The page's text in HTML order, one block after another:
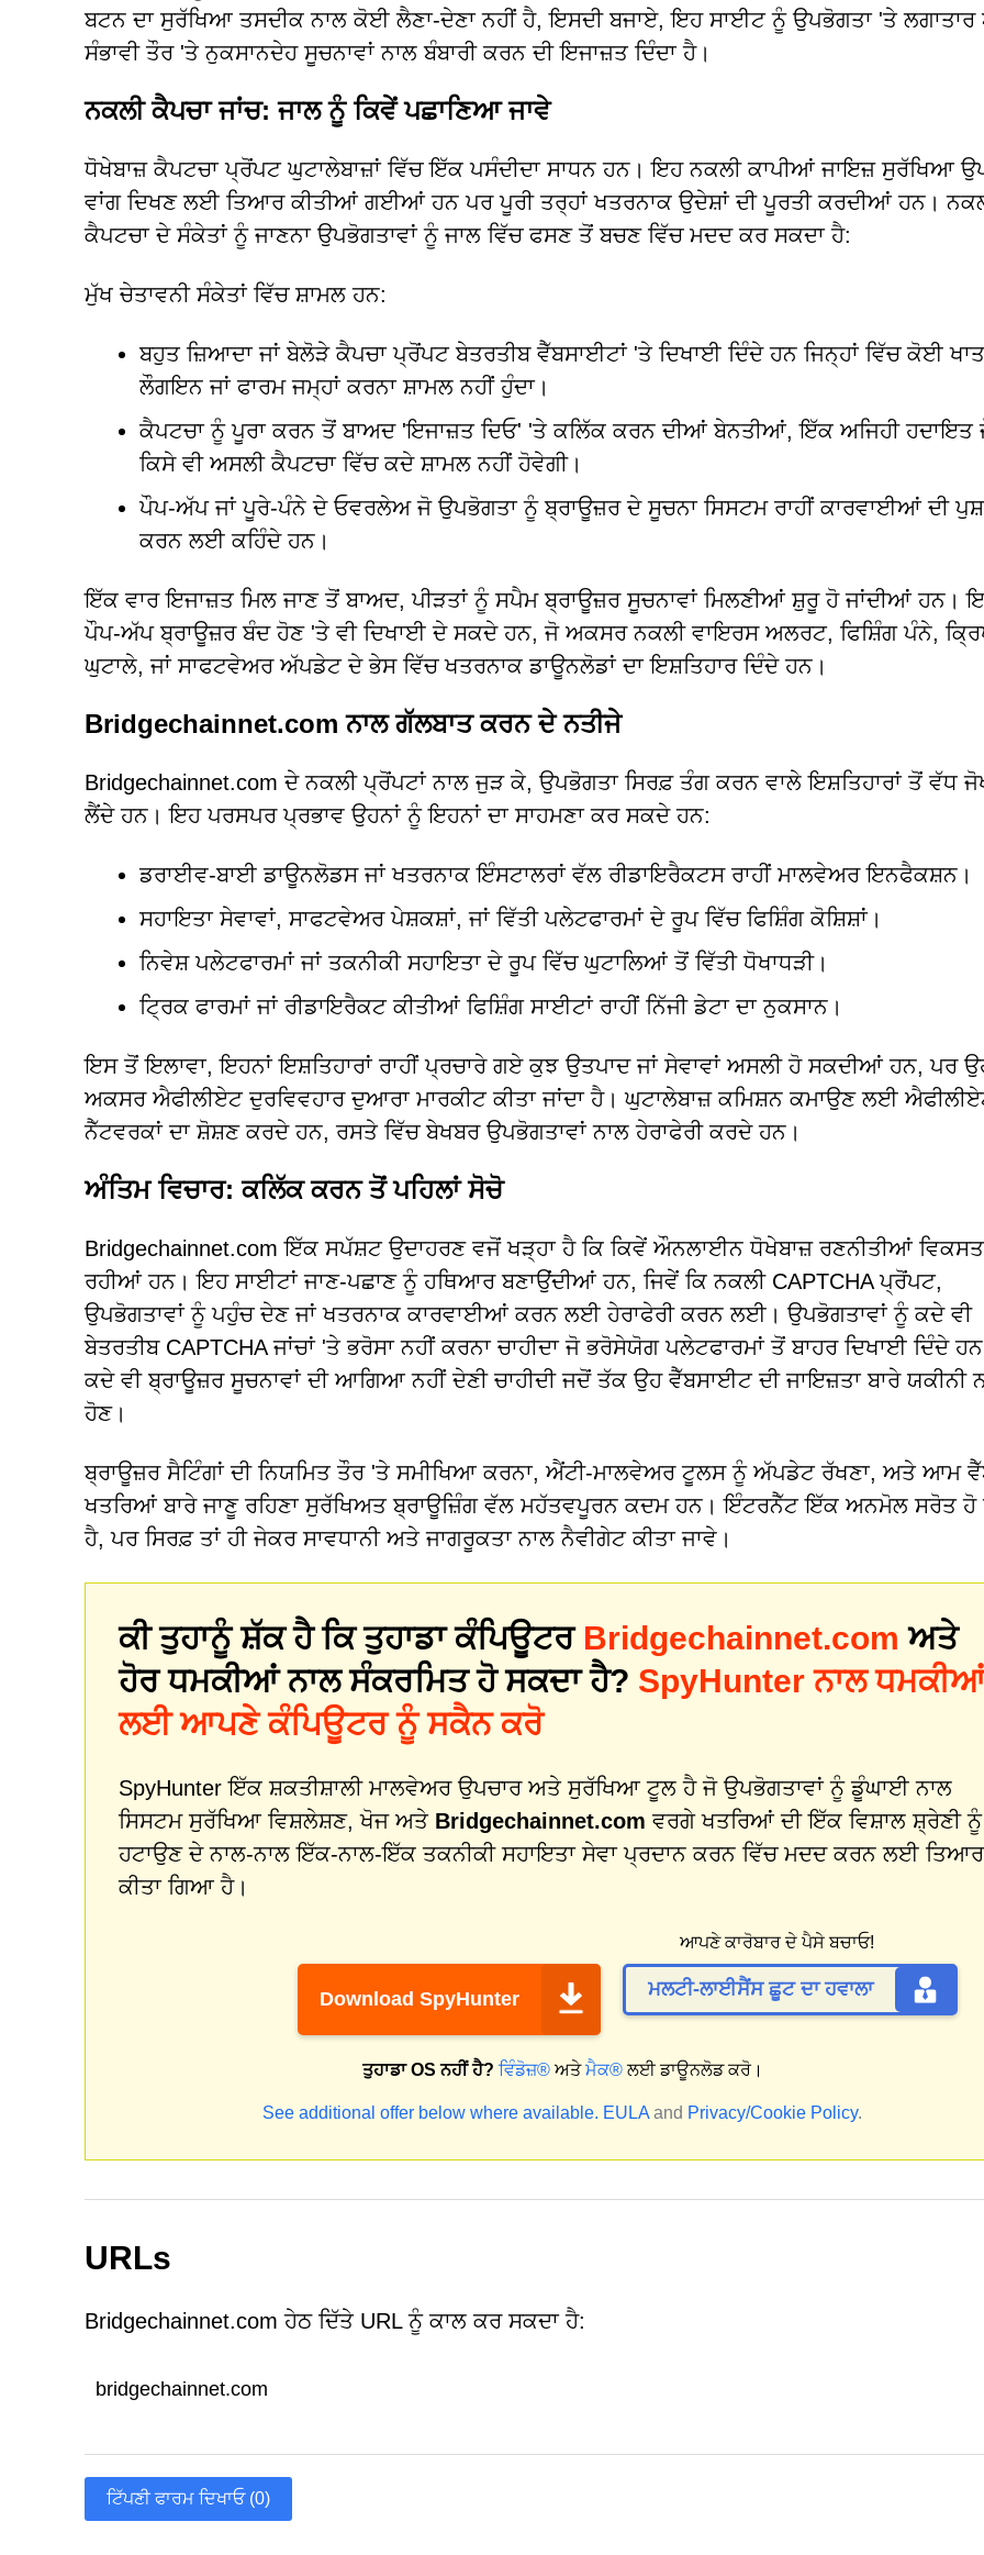
ਬਟਨ ਦਾ ਸੁਰੱਖਿਆ ਤਸਦੀਕ ਨਾਲ ਕੋਈ ਲੈਣਾ-ਦੇਣਾ ਨਹੀਂ ਹੈ, ਇਸਦੀ ਬਜਾਏ, ਇਹ ਸਾਈਟ ਨੂੰ ਉਪਭੋਗਤਾ 'ਤੇ
ਸੰਭਾਵੀ ਤੌਰ 'ਤੇ ਨੁਕਸਾਨਦੇਹ ਸੂਚਨਾਵਾਂ ਨਾਲ ਬੰਬਾਰੀ ਕਰਨ ਦੀ ਇਜਾਜ਼ਤ ਦਿੰਦਾ ਹੈ।
ਨਕਲੀ ਕੈਪਚਾ ਜਾਂਚ: ਜਾਲ ਨੂੰ ਕਿਵੇਂ ਪਛਾਣਿਆ ਜਾਵੇ
ਧੋਖੇਬਾਜ਼ ਕੈਪਟਚਾ ਪ੍ਰੋਂਪਟ ਘੁਟਾਲੇਬਾਜ਼ਾਂ ਵਿੱਚ ਇੱਕ ਪਸੰਦੀਦਾ ਸਾਧਨ ਹਨ। ਇਹ ਨਕਲੀ ਕਾਪੀਆਂ ਜਾਇਜ਼ ਸੁਰੱਖਿਆ
ਵਾਂਗ ਦਿਖਣ ਲਈ ਤਿਆਰ ਕੀਤੀਆਂ ਗਈਆਂ ਹਨ ਪਰ ਪੂਰੀ ਤਰ੍ਹਾਂ ਖਤਰਨਾਕ ਉਦੇਸ਼ਾਂ ਦੀ ਪੂਰਤੀ ਕਰਦੀਆਂ ਹਨ।
ਕੈਪਟਚਾ ਦੇ ਸੰਕੇਤਾਂ ਨੂੰ ਜਾਣਨਾ ਉਪਭੋਗਤਾਵਾਂ ਨੂੰ ਜਾਲ ਵਿੱਚ ਫਸਣ ਤੋਂ ਬਚਣ ਵਿੱਚ ਮਦਦ ਕਰ ਸਕਦਾ ਹੈ:
ਮੁੱਖ ਚੇਤਾਵਨੀ ਸੰਕੇਤਾਂ ਵਿੱਚ ਸ਼ਾਮਲ ਹਨ:
ਬਹੁਤ ਜ਼ਿਆਦਾ ਜਾਂ ਬੇਲੋੜੇ ਕੈਪਚਾ ਪ੍ਰੋਂਪਟ ਬੇਤਰਤੀਬ ਵੈੱਬਸਾਈਟਾਂ 'ਤੇ ਦਿਖਾਈ ਦਿੰਦੇ ਹਨ ਜਿਨ੍ਹਾਂ ਵਿੱਚ ਕੋਈ
ਲੌਗਇਨ ਜਾਂ ਫਾਰਮ ਜਮ੍ਹਾਂ ਕਰਨਾ ਸ਼ਾਮਲ ਨਹੀਂ ਹੁੰਦਾ।
ਕੈਪਟਚਾ ਨੂੰ ਪੂਰਾ ਕਰਨ ਤੋਂ ਬਾਅਦ 'ਇਜਾਜ਼ਤ ਦਿਓ' 'ਤੇ ਕਲਿੱਕ ਕਰਨ ਦੀਆਂ ਬੇਨਤੀਆਂ, ਇੱਕ ਅਜਿਹੀ ਹਦਾਇਤ
ਕਿਸੇ ਵੀ ਅਸਲੀ ਕੈਪਟਚਾ ਵਿੱਚ ਕਦੇ ਸ਼ਾਮਲ ਨਹੀਂ ਹੋਵੇਗੀ।
ਪੌਪ-ਅੱਪ ਜਾਂ ਪੂਰੇ-ਪੰਨੇ ਦੇ ਓਵਰਲੇਅ ਜੋ ਉਪਭੋਗਤਾ ਨੂੰ ਬ੍ਰਾਊਜ਼ਰ ਦੇ ਸੂਚਨਾ ਸਿਸਟਮ ਰਾਹੀਂ ਕਾਰਵਾਈਆਂ ਦੀ
ਕਰਨ ਲਈ ਕਹਿੰਦੇ ਹਨ।
ਇੱਕ ਵਾਰ ਇਜਾਜ਼ਤ ਮਿਲ ਜਾਣ ਤੋਂ ਬਾਅਦ, ਪੀੜਤਾਂ ਨੂੰ ਸਪੈਮ ਬ੍ਰਾਊਜ਼ਰ ਸੂਚਨਾਵਾਂ ਮਿਲਣੀਆਂ ਸ਼ੁਰੂ ਹੋ ਜਾਂਦੀਆਂ ਹਨ।
ਪੌਪ-ਅੱਪ ਬ੍ਰਾਊਜ਼ਰ ਬੰਦ ਹੋਣ 'ਤੇ ਵੀ ਦਿਖਾਈ ਦੇ ਸਕਦੇ ਹਨ, ਜੋ ਅਕਸਰ ਨਕਲੀ ਵਾਇਰਸ ਅਲਰਟ, ਫਿਸ਼ਿੰਗ ਪੰਨੇ,
ਘੁਟਾਲੇ, ਜਾਂ ਸਾਫਟਵੇਅਰ ਅੱਪਡੇਟ ਦੇ ਭੇਸ ਵਿੱਚ ਖਤਰਨਾਕ ਡਾਊਨਲੋਡਾਂ ਦਾ ਇਸ਼ਤਿਹਾਰ ਦਿੰਦੇ ਹਨ।
Bridgechainnet.com ਨਾਲ ਗੱਲਬਾਤ ਕਰਨ ਦੇ ਨਤੀਜੇ
Bridgechainnet.com ਦੇ ਨਕਲੀ ਪ੍ਰੋਂਪਟਾਂ ਨਾਲ ਜੁੜ ਕੇ, ਉਪਭੋਗਤਾ ਸਿਰਫ਼ ਤੰਗ ਕਰਨ ਵਾਲੇ ਇਸ਼ਤਿਹਾਰਾਂ ਤੋਂ ਵੱਧ
ਲੈਂਦੇ ਹਨ। ਇਹ ਪਰਸਪਰ ਪ੍ਰਭਾਵ ਉਹਨਾਂ ਨੂੰ ਇਹਨਾਂ ਦਾ ਸਾਹਮਣਾ ਕਰ ਸਕਦੇ ਹਨ:
ਡਰਾਈਵ-ਬਾਈ ਡਾਊਨਲੋਡਸ ਜਾਂ ਖਤਰਨਾਕ ਇੰਸਟਾਲਰਾਂ ਵੱਲ ਰੀਡਾਇਰੈਕਟਸ ਰਾਹੀਂ ਮਾਲਵੇਅਰ ਇਨਫੈਕਸ਼ਨ।
ਸਹਾਇਤਾ ਸੇਵਾਵਾਂ, ਸਾਫਟਵੇਅਰ ਪੇਸ਼ਕਸ਼ਾਂ, ਜਾਂ ਵਿੱਤੀ ਪਲੇਟਫਾਰਮਾਂ ਦੇ ਰੂਪ ਵਿੱਚ ਫਿਸ਼ਿੰਗ ਕੋਸ਼ਿਸ਼ਾਂ।
ਨਿਵੇਸ਼ ਪਲੇਟਫਾਰਮਾਂ ਜਾਂ ਤਕਨੀਕੀ ਸਹਾਇਤਾ ਦੇ ਰੂਪ ਵਿੱਚ ਘੁਟਾਲਿਆਂ ਤੋਂ ਵਿੱਤੀ ਧੋਖਾਧੜੀ।
ਟ੍ਰਿਕ ਫਾਰਮਾਂ ਜਾਂ ਰੀਡਾਇਰੈਕਟ ਕੀਤੀਆਂ ਫਿਸ਼ਿੰਗ ਸਾਈਟਾਂ ਰਾਹੀਂ ਨਿੱਜੀ ਡੇਟਾ ਦਾ ਨੁਕਸਾਨ।
ਇਸ ਤੋਂ ਇਲਾਵਾ, ਇਹਨਾਂ ਇਸ਼ਤਿਹਾਰਾਂ ਰਾਹੀਂ ਪ੍ਰਚਾਰੇ ਗਏ ਕੁਝ ਉਤਪਾਦ ਜਾਂ ਸੇਵਾਵਾਂ ਅਸਲੀ ਹੋ ਸਕਦੀਆਂ ਹਨ, ਪਰ
ਅਕਸਰ ਐਫੀਲੀਏਟ ਦੁਰਵਿਵਹਾਰ ਦੁਆਰਾ ਮਾਰਕੀਟ ਕੀਤਾ ਜਾਂਦਾ ਹੈ। ਘੁਟਾਲੇਬਾਜ਼ ਕਮਿਸ਼ਨ ਕਮਾਉਣ ਲਈ
ਨੈੱਟਵਰਕਾਂ ਦਾ ਸ਼ੋਸ਼ਣ ਕਰਦੇ ਹਨ, ਰਸਤੇ ਵਿੱਚ ਬੇਖਬਰ ਉਪਭੋਗਤਾਵਾਂ ਨਾਲ ਹੇਰਾਫੇਰੀ ਕਰਦੇ ਹਨ।
ਅੰਤਿਮ ਵਿਚਾਰ: ਕਲਿੱਕ ਕਰਨ ਤੋਂ ਪਹਿਲਾਂ ਸੋਚੋ
Bridgechainnet.com ਇੱਕ ਸਪੱਸ਼ਟ ਉਦਾਹਰਣ ਵਜੋਂ ਖੜ੍ਹਾ ਹੈ ਕਿ ਕਿਵੇਂ ਔਨਲਾਈਨ ਧੋਖੇਬਾਜ਼ ਰਣਨੀਤੀਆਂ
ਰਹੀਆਂ ਹਨ। ਇਹ ਸਾਈਟਾਂ ਜਾਣ-ਪਛਾਣ ਨੂੰ ਹਥਿਆਰ ਬਣਾਉਂਦੀਆਂ ਹਨ, ਜਿਵੇਂ ਕਿ ਨਕਲੀ CAPTCHA ਪ੍ਰੋਂਪਟ,
ਉਪਭੋਗਤਾਵਾਂ ਨੂੰ ਪਹੁੰਚ ਦੇਣ ਜਾਂ ਖਤਰਨਾਕ ਕਾਰਵਾਈਆਂ ਕਰਨ ਲਈ ਹੇਰਾਫੇਰੀ ਕਰਨ ਲਈ। ਉਪਭੋਗਤਾਵਾਂ ਨੂੰ ਕਦੇ ਵੀ
ਬੇਤਰਤੀਬ CAPTCHA ਜਾਂਚਾਂ 'ਤੇ ਭਰੋਸਾ ਨਹੀਂ ਕਰਨਾ ਚਾਹੀਦਾ ਜੋ ਭਰੋਸੇਯੋਗ ਪਲੇਟਫਾਰਮਾਂ ਤੋਂ ਬਾਹਰ ਦਿਖਾਈ ਦਿੰਦੇ
ਕਦੇ ਵੀ ਬ੍ਰਾਊਜ਼ਰ ਸੂਚਨਾਵਾਂ ਦੀ ਆਗਿਆ ਨਹੀਂ ਦੇਣੀ ਚਾਹੀਦੀ ਜਦੋਂ ਤੱਕ ਉਹ ਵੈੱਬਸਾਈਟ ਦੀ ਜਾਇਜ਼ਤਾ ਬਾਰੇ ਯਕੀਨੀ
ਹੋਣ।
ਬ੍ਰਾਊਜ਼ਰ ਸੈਟਿੰਗਾਂ ਦੀ ਨਿਯਮਿਤ ਤੌਰ 'ਤੇ ਸਮੀਖਿਆ ਕਰਨਾ, ਐਂਟੀ-ਮਾਲਵੇਅਰ ਟੂਲਸ ਨੂੰ ਅੱਪਡੇਟ ਰੱਖਣਾ, ਅਤੇ ਆਮ
ਖਤਰਿਆਂ ਬਾਰੇ ਜਾਣੂ ਰਹਿਣਾ ਸੁਰੱਖਿਅਤ ਬ੍ਰਾਊਜ਼ਿੰਗ ਵੱਲ ਮਹੱਤਵਪੂਰਨ ਕਦਮ ਹਨ। ਇੰਟਰਨੈੱਟ ਇੱਕ ਅਨਮੋਲ ਸਰੋਤ ਹੋ
ਹੈ, ਪਰ ਸਿਰਫ਼ ਤਾਂ ਹੀ ਜੇਕਰ ਸਾਵਧਾਨੀ ਅਤੇ ਜਾਗਰੂਕਤਾ ਨਾਲ ਨੈਵੀਗੇਟ ਕੀਤਾ ਜਾਵੇ।
ਕੀ ਤੁਹਾਨੂੰ ਸ਼ੱਕ ਹੈ ਕਿ ਤੁਹਾਡਾ ਕੰਪਿਊਟਰ Bridgechainnet.com ਅਤੇ
ਹੋਰ ਧਮਕੀਆਂ ਨਾਲ ਸੰਕਰਮਿਤ ਹੋ ਸਕਦਾ ਹੈ? SpyHunter ਨਾਲ
ਲਈ ਆਪਣੇ ਕੰਪਿਊਟਰ ਨੂੰ ਸਕੈਨ ਕਰੋ
SpyHunter ਇੱਕ ਸ਼ਕਤੀਸ਼ਾਲੀ ਮਾਲਵੇਅਰ ਉਪਚਾਰ ਅਤੇ ਸੁਰੱਖਿਆ ਟੂਲ ਹੈ ਜੋ ਉਪਭੋਗਤਾਵਾਂ ਨੂੰ ਡੂੰਘਾਈ ਨਾਲ
ਸਿਸਟਮ ਸੁਰੱਖਿਆ ਵਿਸ਼ਲੇਸ਼ਣ, ਖੋਜ ਅਤੇ Bridgechainnet.com ਵਰਗੇ ਖਤਰਿਆਂ ਦੀ ਇੱਕ ਵਿਸ਼ਾਲ ਸ਼੍ਰੇਣੀ ਨੂੰ
ਹਟਾਉਣ ਦੇ ਨਾਲ-ਨਾਲ ਇੱਕ-ਨਾਲ-ਇੱਕ ਤਕਨੀਕੀ ਸਹਾਇਤਾ ਸੇਵਾ ਪ੍ਰਦਾਨ ਕਰਨ ਵਿੱਚ ਮਦਦ ਕਰਨ ਲਈ ਤਿਆਰ
ਕੀਤਾ ਗਿਆ ਹੈ।
Download SpyHunter
ਆਪਣੇ ਕਾਰੋਬਾਰ ਦੇ ਪੈਸੇ ਬਚਾਓ!
ਮਲਟੀ-ਲਾਈਸੈਂਸ ਛੂਟ ਦਾ ਹਵਾਲਾ
ਤੁਹਾਡਾ OS ਨਹੀਂ ਹੈ? ਵਿੰਡੋਜ਼®ਅਤੇਮੈਕ®ਲਈ ਡਾਊਨਲੋਡ ਕਰੋ।
See additional offer below where available. EULA and Privacy/Cookie Policy.
URLs
Bridgechainnet.com ਹੇਠ ਦਿੱਤੇ URL ਨੂੰ ਕਾਲ ਕਰ ਸਕਦਾ ਹੈ:
bridgechainnet.com
ਟਿੱਪਣੀ ਫਾਰਮ ਦਿਖਾਓ (0)